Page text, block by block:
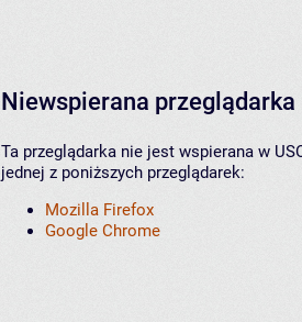
Niewspierana przeglądarka
Ta przeglądarka nie jest wspierana w
jednej z poniższych przeglądarek:
Mozilla Firefox
Google Chrome